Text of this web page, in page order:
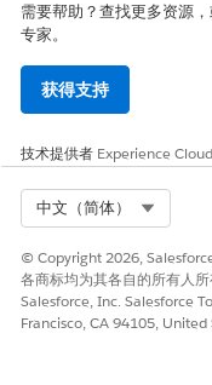
本文
需要帮助？查找更多资源
专家。
获得支持
技术提供者 Experience Cloud
中文（简体）
© Copyright 2026,
各商标均为其各自的所有人所
Salesforce, Inc. Salesforce
Francisco, CA 94105, United